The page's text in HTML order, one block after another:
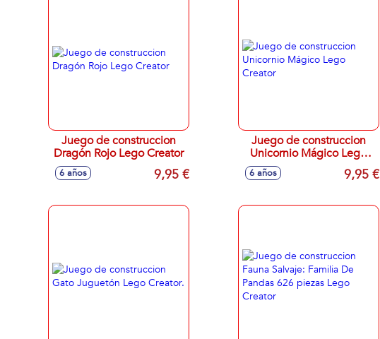
Juego de construccion
Dragón Rojo Lego Creator
6 años 9,95 €
Juego de construccion
Unicornio Mágico Lego
6 años 9,95 €